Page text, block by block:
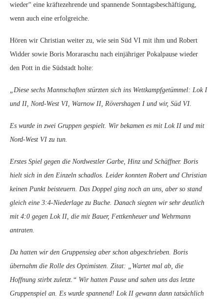
wieder“ eine kräftezehrende und spannende Sonntagsbeschäftigung,
wenn auch eine erfolgreiche.
Hören wir Christian weiter zu, wie sein Süd VI mit ihm und Robert
Widder sowie Boris Moraraschu nach einjähriger Pokalpause wieder
den Pott in die Südstadt holte:
„Diese sechs Mannschaften stürzten sich ins Wettkampfgetümmel: Lok I
und II, Nord-West VI, Warnow II, Rövershagen I und wir, Süd VI.
Es wurde in zwei Gruppen gespielt. Wir bekamen es mit Lok II und mit
Nord-West VI zu tun.
Erstes Spiel gegen die Nordwestler Garbe, Hinz und Schäffner. Boris
hielt sich in den Einzeln schadlos. Leider konnten Robert und Christian
keinen Punkt beisteuern. Das Doppel ging noch an uns, aber so stand
gleich eine 3:4-Niederlage zu Buche. Danach siegten wir sehr deutlich
mit 4:0 gegen Lok II, die mit Bauer, Fettkenheuer und Wehrmann
antraten.
Da hatten wir den Gruppensieg aber schon abgeschrieben. Boris
übernahm die Rolle des Optimisten. Zitat: „Wartet mal ab, die
Hoffnung stirbt zuletzt.“ Wir hatten Pause und sahen uns das letzte
Gruppenspiel an. Es wurde spannend! Lok II gewann dann tatsächlich